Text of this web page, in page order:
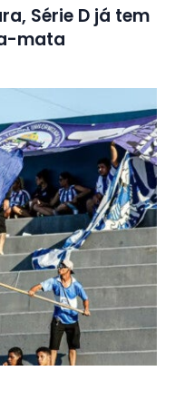
Série D já tem
mata